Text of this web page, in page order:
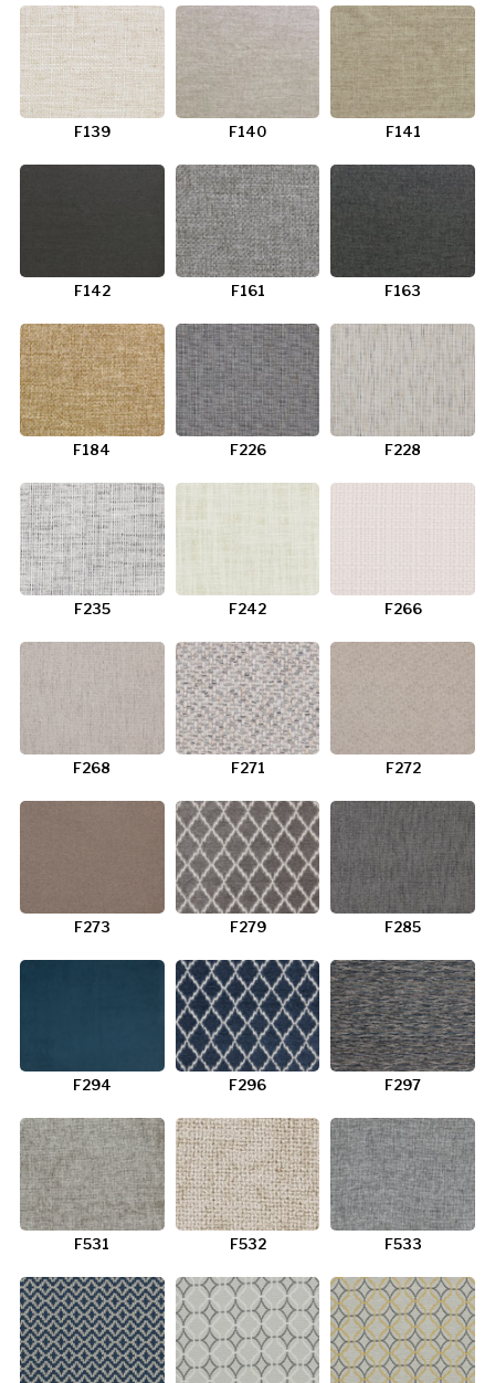
F139 F140 F141
F142 F161 F163
F184 F226 F228
F235 F242 F266
F268 F271 F272
F273 F279 F285
F294 F296 F297
F531 F532 F533